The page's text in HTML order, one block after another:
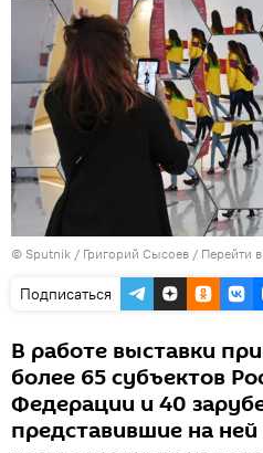
© Sputnik / Григорий Сысоев / Перейти
Подписаться
В работе выставки
более 65 субъектов
Федерации и 40
представившие на